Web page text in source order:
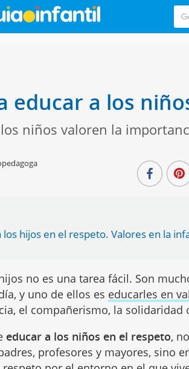
educar a los
niños valoren la
los hijos en el respeto. Valores en la
no es una tarea fácil. Son
y uno de ellos es educarles en
el compañerismo, la solidaridad
educar a los niños en el respeto,
profesores y mayores, sino